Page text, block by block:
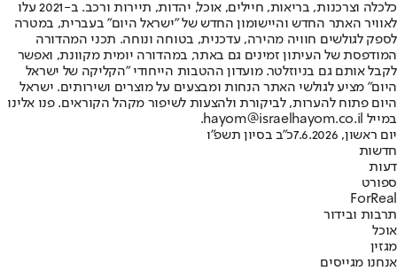
כלכלה וצרכנות, בריאות, חיילים, אוכל, יהדות, תיירות ורכב. ב-2021 עלו
לאוויר האתר החדש והיישומון החדש של "ישראל היום" בעברית, במטרה
לספק לגולשים חוויה מהירה, עדכנית, בטוחה ונוחה. תכני המהדורה
המודפסת של העיתון זמינים גם באתר, במהדורה יומית מקוונת, ואפשר
לקבל אותם גם בניוזלטר. מועדון ההטבות הייחודי "הקליקה של ישראל
היום" מציע לגולשי האתר הנחות ומבצעים על מוצרים ושירותים. ישראל
היום פתוח להערות, לביקורת ולהצעות לשיפור מקהל הקוראים. פנו אלינו
במייל hayom@israelhayom.co.il.
יום ראשון, 7.6.2026
כ"ב בסיון תשפ"ו
חדשות
דעות
ספורט
ForReal
תרבות ובידור
אוכל
מגזין
אנחנו מגייסים